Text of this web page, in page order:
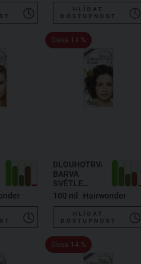
HLÍDAT
DOSTUPNOST
Sleva 14 %
DLOUHOTRVAJÍCÍ
BARVA
SVĚTLE
HNĚDÁ 5
100 ml Hairwonder
HLÍDAT
DOSTUPNOST
Sleva 14 %